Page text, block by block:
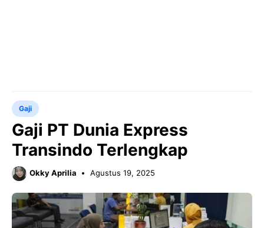
Gaji
Gaji PT Dunia Express
Transindo Terlengkap
Okky Aprilia Agustus 19, 2025